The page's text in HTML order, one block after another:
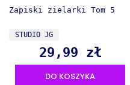
Zapiski zielarki Tom 5
PRODUCENT
STUDIO JG
Cena
29,99 zł
DO KOSZYKA